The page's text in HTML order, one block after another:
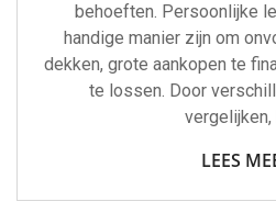
behoeften. Persoonlijke
handige manier zijn om
dekken, grote aankopen te
te lossen. Door
vergelijken,
LEES